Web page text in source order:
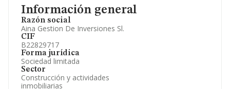
Información general
Razón social
Aina Gestion De Inversiones Sl.
CIF
B22829717
Forma jurídica
Sociedad limitada
Sector
Construcción y actividades
inmobiliarias
Información oficial y registral complementaria.